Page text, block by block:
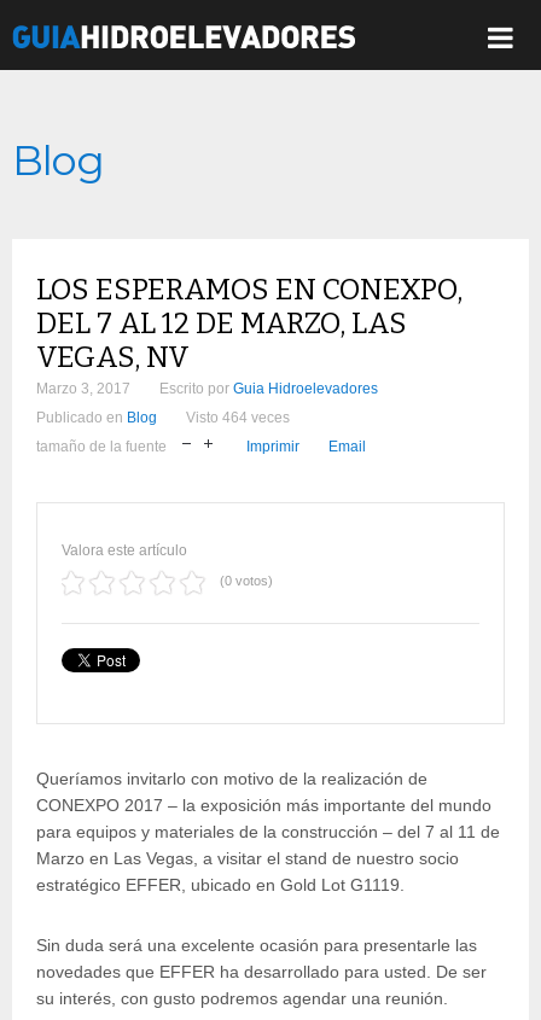
Blog
LOS ESPERAMOS EN CONEXPO,
DEL 7 AL 12 DE MARZO, LAS
VEGAS, NV
Marzo 3, 2017 Escrito por Guia Hidroelevadores
Publicado en Blog
Visto 464 veces
tamaño de la fuente
Imprimir Email
Valora este artículo
(0 votos)
Queríamos invitarlo con motivo de la realización de
CONEXPO 2017 – la exposición más importante del mundo
para equipos y materiales de la construcción – del 7 al 11 de
Marzo en Las Vegas, a visitar el stand de nuestro socio
estratégico EFFER, ubicado en Gold Lot G1119.
Sin duda será una excelente ocasión para presentarle las
novedades que EFFER ha desarrollado para usted. De ser
su interés, con gusto podremos agendar una reunión.